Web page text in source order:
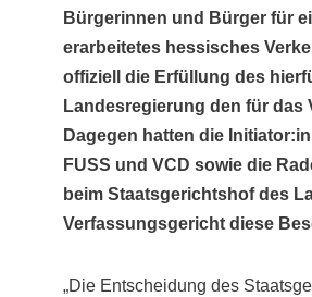
Bürgerinnen und Bürger für
erarbeitetes hessisches
offiziell die Erfüllung des
Landesregierung den für das
Dagegen hatten die
FUSS und VCD sowie die
beim Staatsgerichtshof des
Verfassungsgericht diese
„Die Entscheidung des